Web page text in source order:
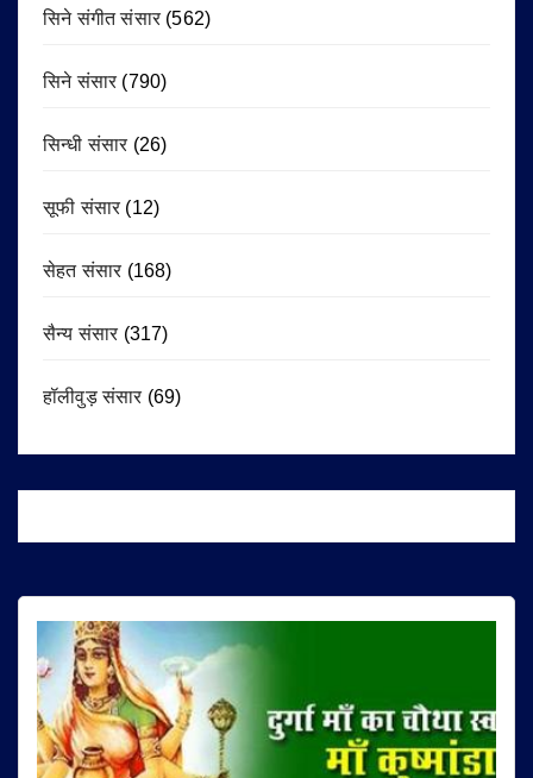
सिने संगीत संसार (562)
सिने संसार (790)
सिन्धी संसार (26)
सूफी संसार (12)
सेहत संसार (168)
सैन्य संसार (317)
हॉलीवुड़ संसार (69)